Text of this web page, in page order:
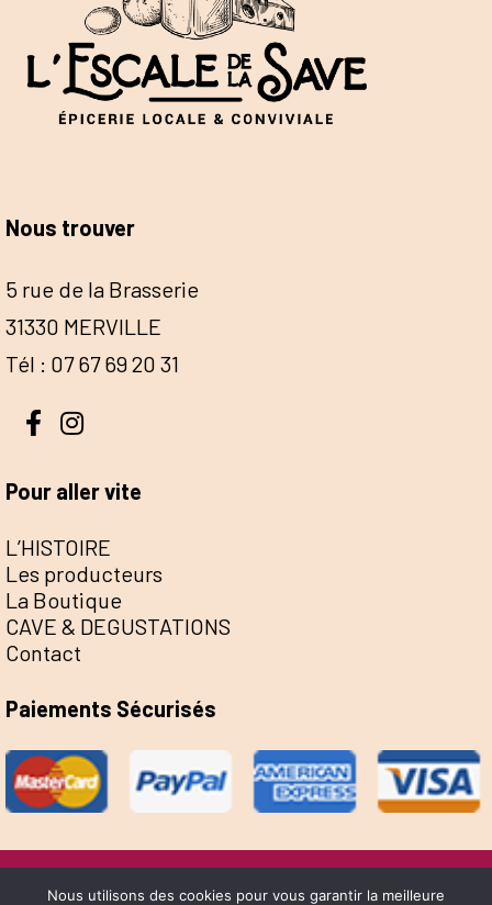
Nous trouver
5 rue de la Brasserie
31330 MERVILLE
Tél : 07 67 69 20 31
Pour aller vite
L’HISTOIRE
Les producteurs
La Boutique
CAVE & DEGUSTATIONS
Contact
Paiements Sécurisés
@Escale de la Save 2022 - Réalisation Sophie
Nous utilisons des cookies pour vous garantir la meilleure